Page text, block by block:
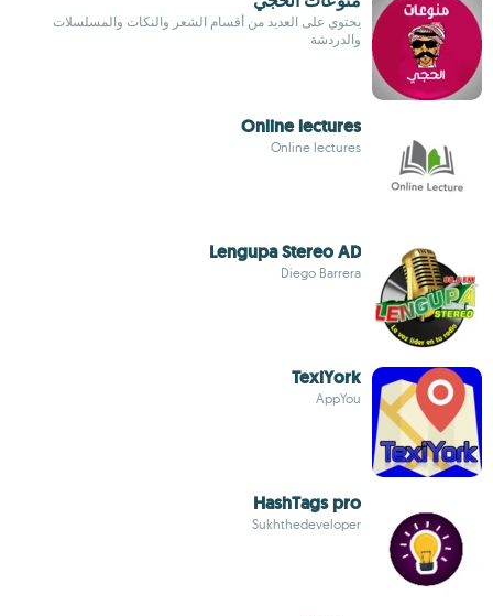
يحتوي على العديد من أقسام الشعر والنكات والمسلسلات
والدردشة
Online lectures
Online lectures
Lengupa Stereo AD
Diego Barrera
TexiYork
AppYou
HashTags pro
Sukhthedeveloper